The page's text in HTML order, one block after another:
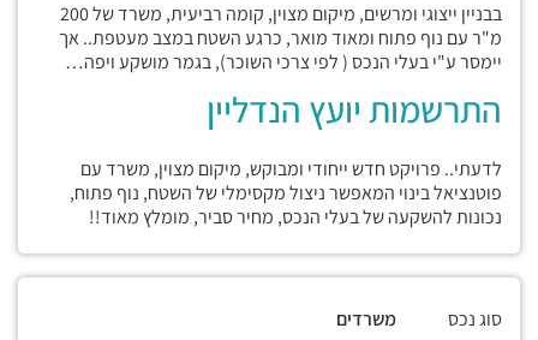
בבניין ייצוגי ומרשים, מיקום מצוין, קומה רביעית, משרד של 200
מ"ר עם נוף פתוח ומאוד מואר, כרגע השטח במצב מעטפת.. אך
יימסר ע"י בעלי הנכס ( לפי צרכי השוכר), בגמר מושקע ויפה…
התרשמות יועץ הנדליין
לדעתי.. פרויקט חדש ייחודי ומבוקש, מיקום מצוין, משרד עם
פוטנציאל בינוי המאפשר ניצול מקסימלי של השטח, נוף פתוח,
נכונות להשקעה של בעלי הנכס, מחיר סביר, מומלץ מאוד!!
סוג נכס
משרדים